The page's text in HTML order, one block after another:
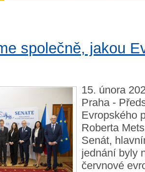
společně, jakou
15. února
Praha -
Evropského
Roberta
Senát,
jednání byly
červnové